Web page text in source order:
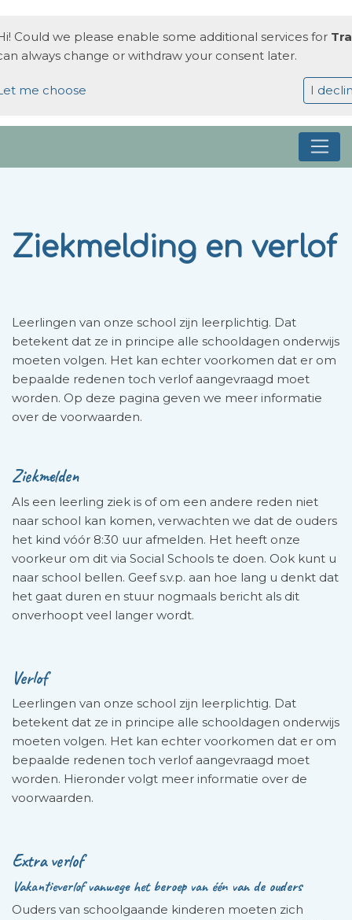
Ziekmelding en verlof
Leerlingen van onze school zijn leerplichtig. Dat
betekent dat ze in principe alle schooldagen onderwijs
moeten volgen. Het kan echter voorkomen dat er om
bepaalde redenen toch verlof aangevraagd moet
worden. Op deze pagina geven we meer informatie
over de voorwaarden.
Ziekmelden
Als een leerling ziek is of om een andere reden niet
naar school kan komen, verwachten we dat de ouders
het kind vóór 8:30 uur afmelden. Het heeft onze
voorkeur om dit via Social Schools te doen. Ook kunt u
naar school bellen. Geef s.v.p. aan hoe lang u denkt dat
het gaat duren en stuur nogmaals bericht als dit
onverhoopt veel langer wordt.
Verlof
Leerlingen van onze school zijn leerplichtig. Dat
betekent dat ze in principe alle schooldagen onderwijs
moeten volgen. Het kan echter voorkomen dat er om
bepaalde redenen toch verlof aangevraagd moet
worden. Hieronder volgt meer informatie over de
voorwaarden.
Extra verlof
Vakantieverlof vanwege het beroep van één van de ouders
Ouders van schoolgaande kinderen moeten zich
Could we please enable some additional services for
always change or withdraw your consent later.
me choose I